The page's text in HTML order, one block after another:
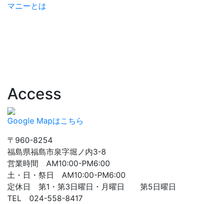
マニーとは
Access
Google Mapはこちら
〒960-8254
福島県福島市泉字堀ノ内3-8
営業時間 AM10:00-PM6:00
土・日・祭日 AM10:00-PM6:00
定休日 第1・第3日曜日・月曜日 第5日曜日
TEL 024-558-8417